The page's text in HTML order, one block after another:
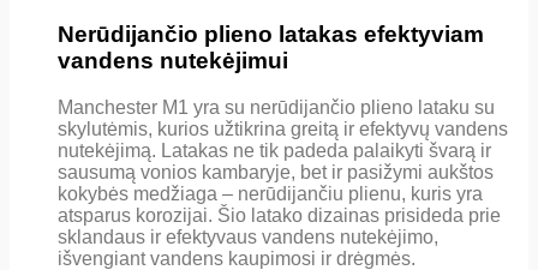
Nerūdijančio plieno latakas efektyviam
vandens nutekėjimui
Manchester M1 yra su nerūdijančio plieno lataku su
skylutėmis, kurios užtikrina greitą ir efektyvų vandens
nutekėjimą. Latakas ne tik padeda palaikyti švarą ir
sausumą vonios kambaryje, bet ir pasižymi aukštos
kokybės medžiaga – nerūdijančiu plienu, kuris yra
atsparus korozijai. Šio latako dizainas prisideda prie
sklandaus ir efektyvaus vandens nutekėjimo,
išvengiant vandens kaupimosi ir drėgmės.